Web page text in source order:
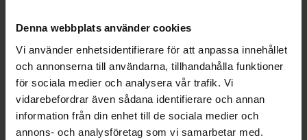
Denna webbplats använder cookies
Vi använder enhetsidentifierare för att anpassa innehållet
och annonserna till användarna, tillhandahålla funktioner
för sociala medier och analysera vår trafik. Vi
vidarebefordrar även sådana identifierare och annan
information från din enhet till de sociala medier och
annons- och analysföretag som vi samarbetar med.
Produkten får tillfälligt Limited Edition
förpackning under 2025.
CCS Vårdande Handkräm är speciellt
framtagen för mycket torra och känsliga
händer som behöver extra omvårdnad.
Resultatet blir mjuka och smidiga
händer.Innehåller 10% fuktbindande karbamid